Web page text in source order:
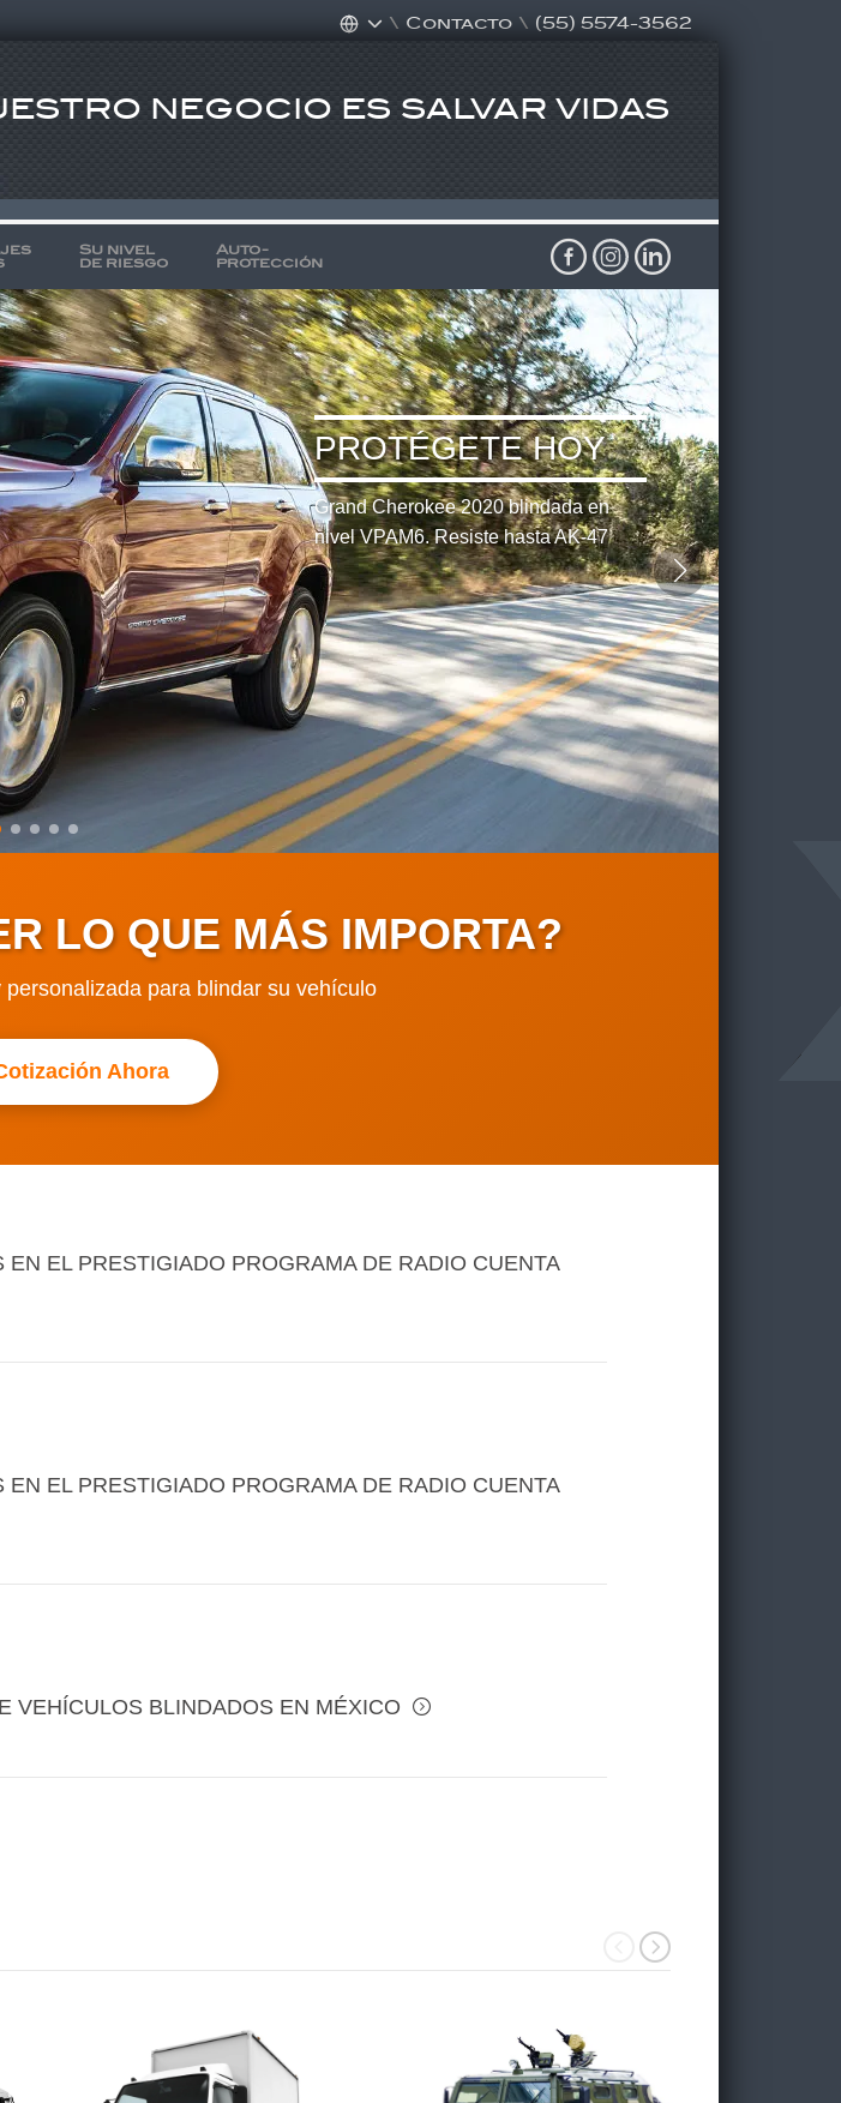
\ Contacto \ (55) 5574-3562
NEGOCIO ES SALVAR VIDAS
Su nivel
de riesgo
Auto-
protección
DISEÑAMOS PARA CADA CLIENTE
Por eso sus necesidades son el
centro de nuestros desarrollos
CALIDAD
LO QUE MÁS IMPORTA?
para blindar su vehículo
Ahora
EL PRESTIGIADO PROGRAMA DE RADIO CUENTA
EL PRESTIGIADO PROGRAMA DE RADIO CUENTA
VEHÍCULOS BLINDADOS EN MÉXICO